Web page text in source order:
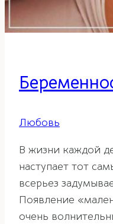
Любовь
В жизни каждой
наступает тот
всерьез
Появление
очень